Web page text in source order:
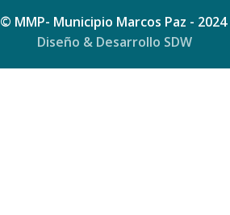
© MMP- Municipio Marcos Paz - 2024
Diseño & Desarrollo SDW